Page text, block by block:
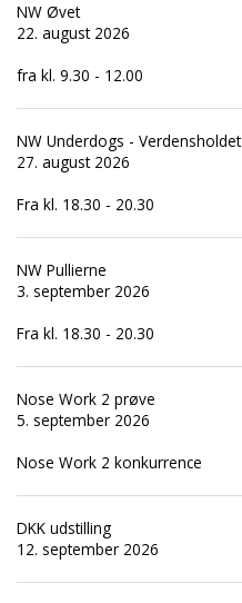
NW Øvet
22. august 2026
fra kl. 9.30 - 12.00
NW Underdogs - Verdensholdet
27. august 2026
Fra kl. 18.30 - 20.30
NW Pullierne
3. september 2026
Fra kl. 18.30 - 20.30
Nose Work 2 prøve
5. september 2026
Nose Work 2 konkurrence
DKK udstilling
12. september 2026